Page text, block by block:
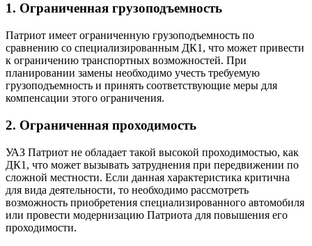
1. Ограниченная грузоподъемность
Патриот имеет ограниченную грузоподъемность по
сравнению со специализированным ДК1, что может привести
к ограничению транспортных возможностей. При
планировании замены необходимо учесть требуемую
грузоподъемность и принять соответствующие меры для
компенсации этого ограничения.
2. Ограниченная проходимость
УАЗ Патриот не обладает такой высокой проходимостью, как
ДК1, что может вызывать затруднения при передвижении по
сложной местности. Если данная характеристика критична
для вида деятельности, то необходимо рассмотреть
возможность приобретения специализированного автомобиля
или провести модернизацию Патриота для повышения его
проходимости.